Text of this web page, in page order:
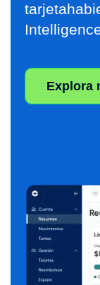
Explora